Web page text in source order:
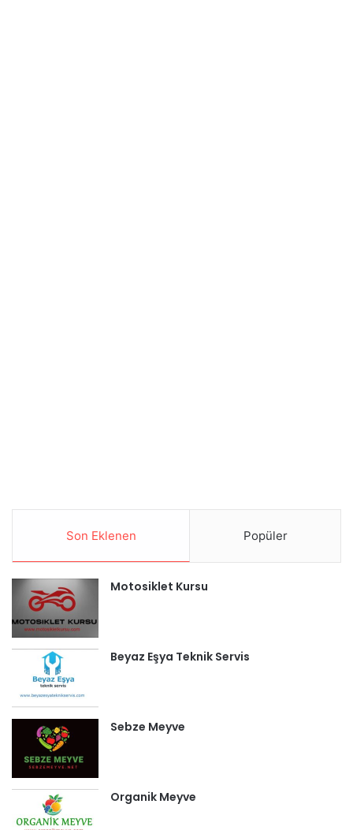
Son Eklenen Popüler
Motosiklet Kursu
Beyaz Eşya Teknik Servis
Sebze Meyve
Organik Meyve